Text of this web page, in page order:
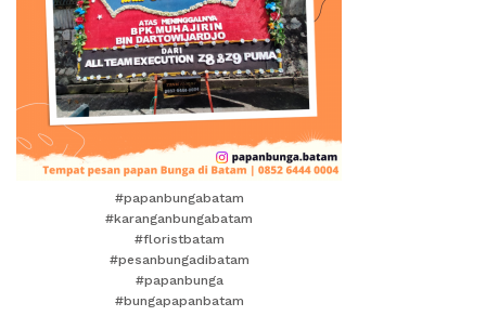
#papanbungabatam
#karanganbungabatam
#floristbatam
#pesanbungadibatam
#papanbunga
#bungapapanbatam